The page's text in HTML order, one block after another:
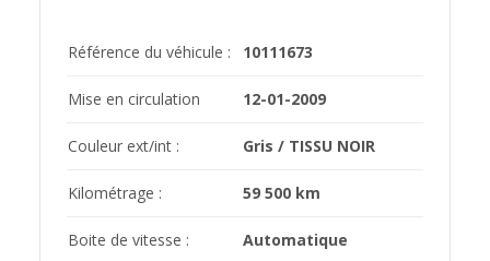
Référence du véhicule : 10111673
Mise en circulation 12-01-2009
Couleur ext/int : Gris / TISSU NOIR
Kilométrage : 59 500 km
Boite de vitesse : Automatique